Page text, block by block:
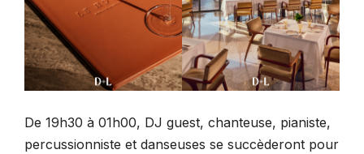
De 19h30 à 01h00, DJ guest, chanteuse, pianiste,
percussionniste et danseuses se succèderont pour